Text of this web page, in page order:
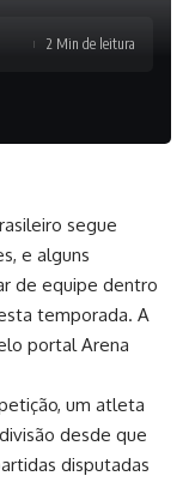
2 Min de leitura
segue
e alguns
de equipe dentro
temporada. A
portal Arena
um atleta
desde que
disputadas